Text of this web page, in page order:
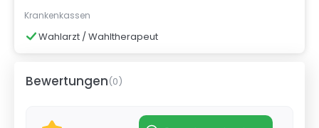
Krankenkassen
Wahlarzt / Wahltherapeut
Bewertungen(0)